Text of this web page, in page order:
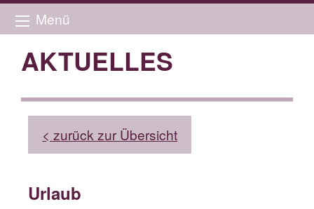
Menü
AKTUELLES
< zurück zur Übersicht
Urlaub